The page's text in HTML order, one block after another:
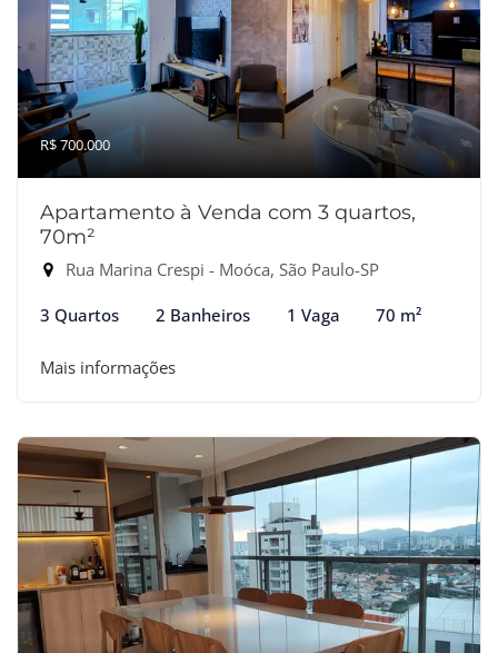
R$ 700.000
Apartamento à Venda com 3 quartos,
70m²
Rua Marina Crespi - Moóca, São Paulo-SP
3 Quartos 2 Banheiros 1 Vaga 70 m²
Mais informações